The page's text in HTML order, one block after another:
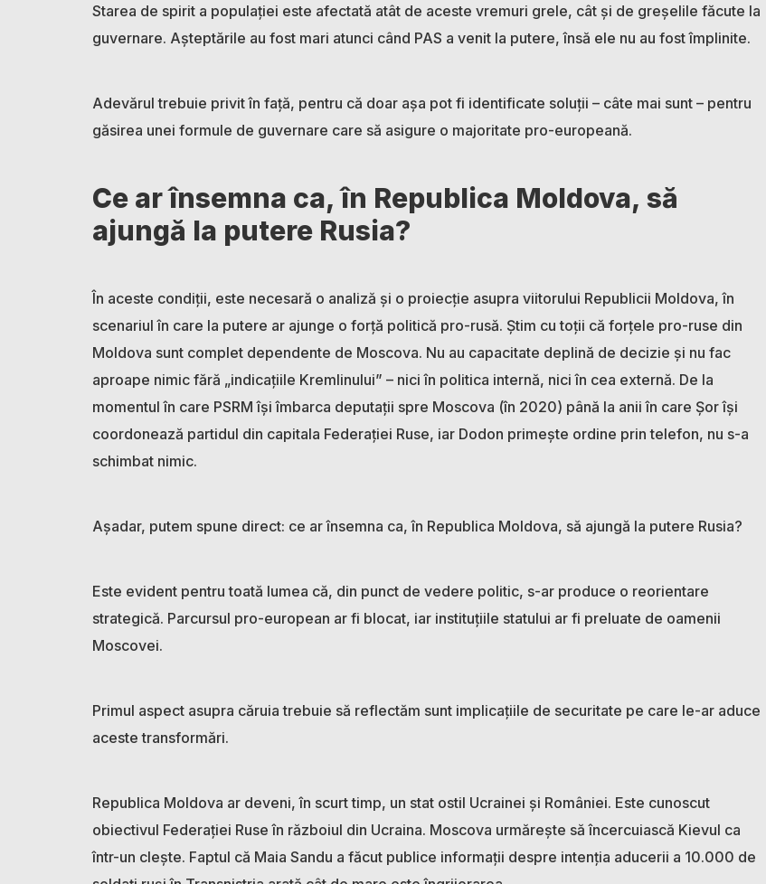
Starea de spirit a populației este afectată atât de aceste vremuri grele, cât și de greșelile făcute la
guvernare. Așteptările au fost mari atunci când PAS a venit la putere, însă ele nu au fost împlinite.
Adevărul trebuie privit în față, pentru că doar așa pot fi identificate soluții – câte mai sunt – pentru
găsirea unei formule de guvernare care să asigure o majoritate pro-europeană.
Ce ar însemna ca, în Republica Moldova, să
ajungă la putere Rusia?
În aceste condiții, este necesară o analiză și o proiecție asupra viitorului Republicii Moldova, în
scenariul în care la putere ar ajunge o forță politică pro-rusă. Știm cu toții că forțele pro-ruse din
Moldova sunt complet dependente de Moscova. Nu au capacitate deplină de decizie și nu fac
aproape nimic fără „indicațiile Kremlinului” – nici în politica internă, nici în cea externă. De la
momentul în care PSRM își îmbarca deputații spre Moscova (în 2020) până la anii în care Șor își
coordonează partidul din capitala Federației Ruse, iar Dodon primește ordine prin telefon, nu s-a
schimbat nimic.
Așadar, putem spune direct: ce ar însemna ca, în Republica Moldova, să ajungă la putere Rusia?
Este evident pentru toată lumea că, din punct de vedere politic, s-ar produce o reorientare
strategică. Parcursul pro-european ar fi blocat, iar instituțiile statului ar fi preluate de oamenii
Moscovei.
Primul aspect asupra căruia trebuie să reflectăm sunt implicațiile de securitate pe care le-ar aduce
aceste transformări.
Republica Moldova ar deveni, în scurt timp, un stat ostil Ucrainei și României. Este cunoscut
obiectivul Federației Ruse în războiul din Ucraina. Moscova urmărește să încercuiască Kievul ca
într-un clește. Faptul că Maia Sandu a făcut publice informații despre intenția aducerii a 10.000 de